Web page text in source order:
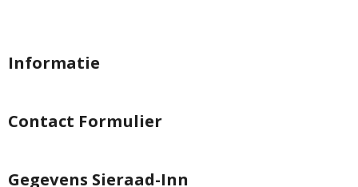
Informatie
Contact Formulier
Gegevens Sieraad-Inn